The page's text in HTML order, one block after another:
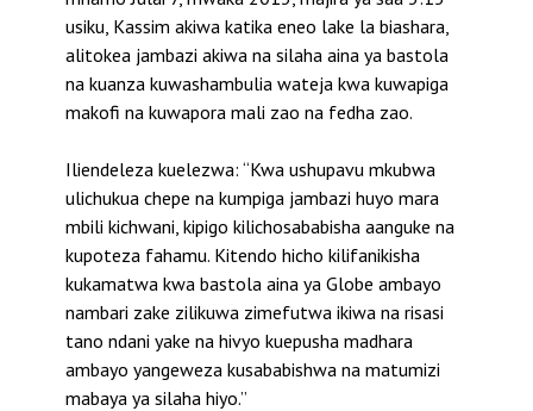
usiku, Kassim akiwa katika eneo lake la biashara,
alitokea jambazi akiwa na silaha aina ya bastola
na kuanza kuwashambulia wateja kwa kuwapiga
makofi na kuwapora mali zao na fedha zao.
Iliendeleza kuelezwa: “Kwa ushupavu mkubwa
ulichukua chepe na kumpiga jambazi huyo mara
mbili kichwani, kipigo kilichosababisha aanguke na
kupoteza fahamu. Kitendo hicho kilifanikisha
kukamatwa kwa bastola aina ya Globe ambayo
nambari zake zilikuwa zimefutwa ikiwa na risasi
tano ndani yake na hivyo kuepusha madhara
ambayo yangeweza kusababishwa na matumizi
mabaya ya silaha hiyo.”